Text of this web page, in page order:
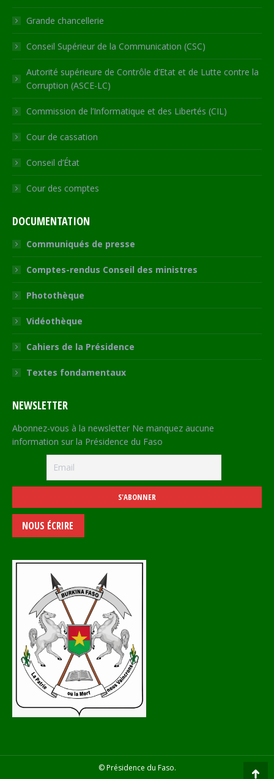
Grande chancellerie
Conseil Supérieur de la Communication (CSC)
Autorité supérieure de Contrôle d’Etat et de Lutte contre la
Corruption (ASCE-LC)
Commission de l’Informatique et des Libertés (CIL)
Cour de cassation
Conseil d’État
Cour des comptes
DOCUMENTATION
Communiqués de presse
Comptes-rendus Conseil des ministres
Photothèque
Vidéothèque
Cahiers de la Présidence
Textes fondamentaux
NEWSLETTER
Abonnez-vous à la newsletter Ne manquez aucune
information sur la Présidence du Faso
NOUS ÉCRIRE
© Présidence du Faso.